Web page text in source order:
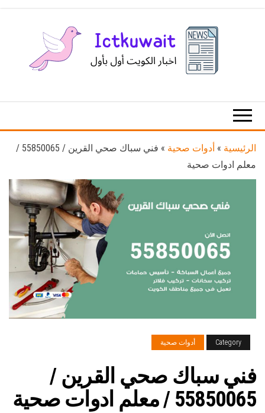
الكويت
الرئيسية » أدوات صحية »
فني سباك صحي القرين / 55850065 /
معلم ادوات صحية
Category أدوات صحية
فني سباك صحي القرين /
55850065 / معلم ادوات صحية